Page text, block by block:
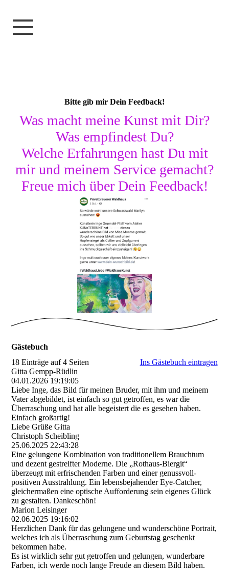
Bitte gib mir Dein Feedback!
Was macht meine Kunst mit Dir?
Was empfindest Du?
Welche Erfahrungen hast Du mit
mir und meinem Service gemacht?
Freue mich über Dein Feedback!
Gästebuch
18 Einträge auf 4 Seiten
Ins Gästebuch eintragen
Gitta Gempp-Rüdlin
04.01.2026 19:19:05
Liebe Inge, das Bild für meinen Bruder, mit ihm und meinem
Vater abgebildet, ist einfach so gut getroffen, es war die
Überraschung und hat alle begeistert die es gesehen haben.
Einfach großartig!
Liebe Grüße Gitta
Christoph Scheibling
25.06.2025 22:43:28
Eine gelungene Kombination von traditionellem Brauchtum
und dezent gestreifter Moderne. Die „Rothaus-Biergit“
überzeugt mit erfrischenden Farben und einer genussvoll-
positiven Ausstrahlung. Ein lebensbejahender Eye-Catcher,
gleichermaßen eine optische Aufforderung sein eigenes Glück
zu gestalten. Dankeschön!
Marion Leisinger
02.06.2025 19:16:02
Herzlichen Dank für das gelungene und wunderschöne Portrait,
welches ich als Überraschung zum Geburtstag geschenkt
bekommen habe.
Es ist wirklich sehr gut getroffen und gelungen, wunderbare
Farben, ich werde noch lange Freude an diesem Bild haben.